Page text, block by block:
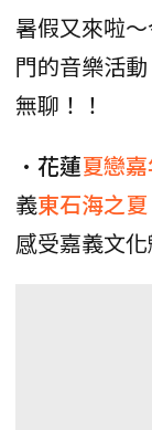
暑假又來啦
門的音樂活
無聊！！
• 花蓮夏戀
義東石海之夏
感受嘉義文化